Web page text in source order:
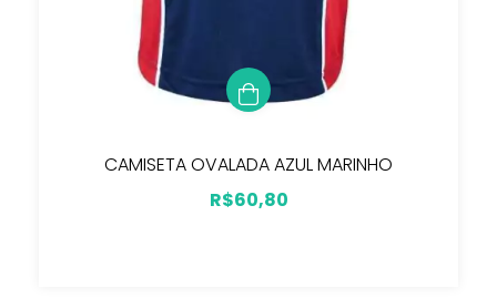
CAMISETA OVALADA AZUL MARINHO
R$60,80